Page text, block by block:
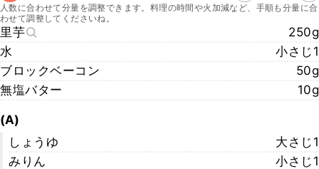
人数に合わせて分量を調整できます。料理の時間や火加減など、手順も分量に合
わせて調整してくださいね。
里芋
250g
水
小さじ1
ブロックベーコン
50g
無塩バター
10g
(A)
しょうゆ
大さじ1
みりん
小さじ1